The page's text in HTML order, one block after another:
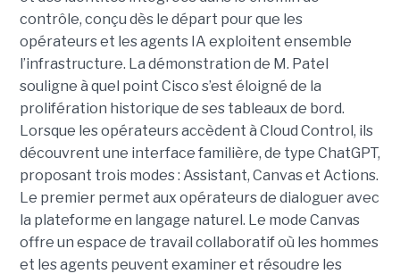
contrôle, conçu dès le départ pour que les
opérateurs et les agents IA exploitent ensemble
l’infrastructure. La démonstration de M. Patel
souligne à quel point Cisco s’est éloigné de la
prolifération historique de ses tableaux de bord.
Lorsque les opérateurs accèdent à Cloud Control, ils
découvrent une interface familière, de type ChatGPT,
proposant trois modes : Assistant, Canvas et Actions.
Le premier permet aux opérateurs de dialoguer avec
la plateforme en langage naturel. Le mode Canvas
offre un espace de travail collaboratif où les hommes
et les agents peuvent examiner et résoudre les